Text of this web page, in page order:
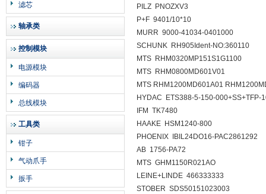
滤芯
轴承类
控制模块
电源模块
编码器
总线模块
工具类
钳子
气动爪手
扳手
PILZ PNOZXV3
P+F 9401/10*10
MURR 9000-41034-0401000
SCHUNK RH905Ident-NO:360110
MTS RHM0320MP151S1G1100
MTS RHM0800MD601V01
MTS RHM1200MD601A01
HYDAC ETS388-5-150-000+SS+TFP-
IFM TK7480
HAAKE HSM1240-800
PHOENIX IBIL24DO16-PAC2861292
AB 1756-PA72
MTS GHM1150R021AO
LEINE+LINDE 466333333
STOBER SDS50151023003